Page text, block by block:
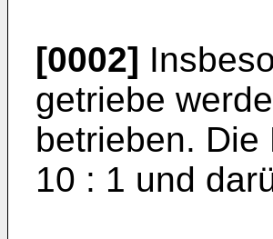
[0002]
getriebe
betrieben.
10 : 1 und